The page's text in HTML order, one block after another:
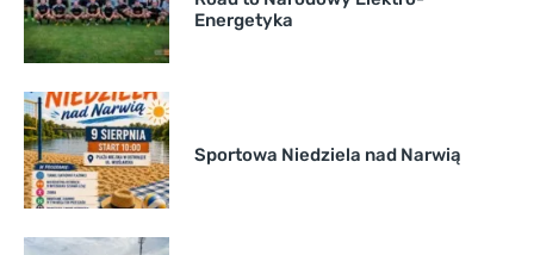
Energetyka
Sportowa Niedziela nad Narwią